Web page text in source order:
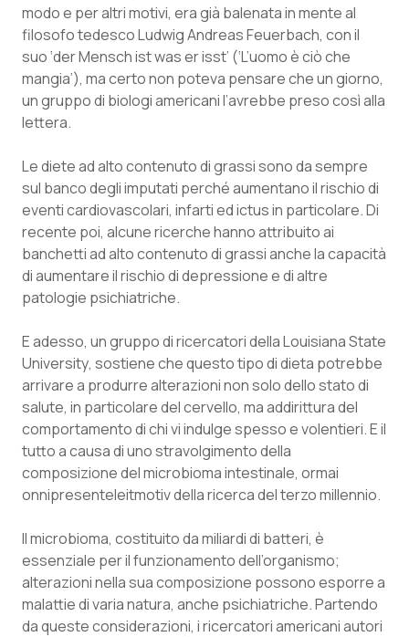
QS Pro
Professionisti Sanitari.AI
Abruzzo
Calabria
Campania
Emilia-Romagna
Friuli Venezia Giulia
Lazio
Liguria
Lombardia
Marche
Molise
Piemonte
QS Pro Gold
Asma & BPCO
Car-T
Colesterolo & coronaropatie
Dermatite Atopica
Diabete & glucometri
Disturbi dell’umore
Dolore
Donna & Salute
Epatiti
HIV
modo e per altri motivi, era già balenata in mente al
filosofo tedesco Ludwig Andreas Feuerbach, con il
suo ‘der Mensch ist was er isst’ (‘L’uomo è ciò che
mangia’), ma certo non poteva pensare che un giorno,
un gruppo di biologi americani l’avrebbe preso così alla
lettera.
Le diete ad alto contenuto di grassi sono da sempre
sul banco degli imputati perché aumentano il rischio di
eventi cardiovascolari, infarti ed ictus in particolare. Di
recente poi, alcune ricerche hanno attribuito ai
banchetti ad alto contenuto di grassi anche la capacità
di aumentare il rischio di depressione e di altre
patologie psichiatriche.
E adesso, un gruppo di ricercatori dellaLouisiana State
University, sostiene che questo tipo di dieta potrebbe
arrivare a produrre alterazioni non solo dello stato di
salute, in particolare del cervello, ma addirittura del
comportamento di chi vi indulge spesso e volentieri. E il
tutto a causa di uno stravolgimento della
composizione del microbioma intestinale, ormai
onnipresenteleitmotivdella ricerca del terzo millennio.
Il microbioma, costituito da miliardi di batteri, è
essenziale per il funzionamento dell’organismo;
alterazioni nella sua composizione possono esporre a
malattie di varia natura, anche psichiatriche. Partendo
da queste considerazioni, i ricercatori americani autori